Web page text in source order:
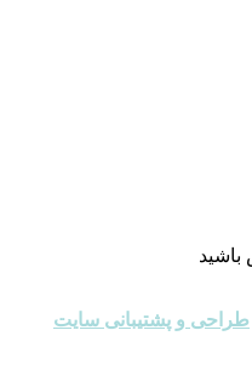
باشید
طراحی و پشتیبانی سایت